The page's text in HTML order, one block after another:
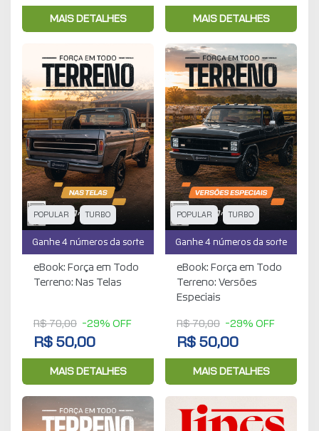
MAIS DETALHES MAIS DETALHES
POPULAR TURBO
Ganhe 4 números da sorte
eBook: Força em Todo
Terreno: Nas Telas
R$ 70,00 -29% OFF
R$ 50,00
MAIS DETALHES
POPULAR TURBO
Ganhe 4 números da sorte
eBook: Força em Todo
Terreno: Versões
Especiais
R$ 70,00 -29% OFF
R$ 50,00
MAIS DETALHES